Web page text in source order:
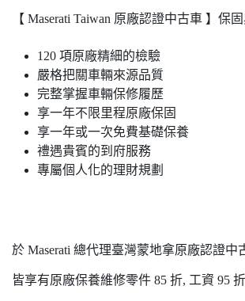
【 Maserati Taiwan 原廠認證中古車 】保
120 項原廠精細的檢驗
嚴格把關車輛來源品質
完整掌握車輛保修履歷
享一年不限里程原廠保固
享一年或一次免費基礎保養
禮遇貴賓的到府服務
專屬個人化的理財規劃
於 Maserati 總代理臺灣蒙地拿原廠認證中
皆享有原廠保養維修零件 85 折, 工資 95